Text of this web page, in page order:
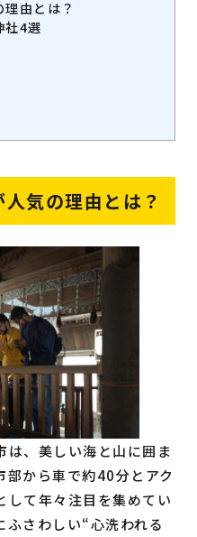
由とは？
社4選
気の理由とは？
は、美しい海と山に囲ま
部から車で約40分とアク
して年々注目を集めてい
ふさわしい“心洗われる